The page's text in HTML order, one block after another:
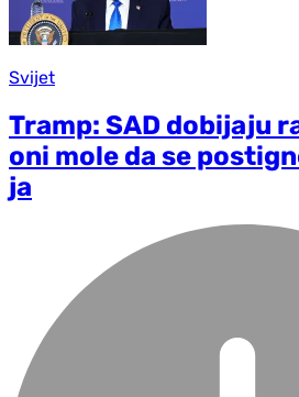
Svijet
Tramp: SAD dobijaju
oni mole da se
ja